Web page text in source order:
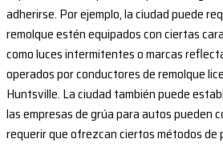
adherirse. Por ejemplo, la ciudad puede
remolque estén equipados con ciertas
como luces intermitentes o marcas
operados por conductores de remolque
Huntsville. La ciudad también puede
las empresas de grúa para autos pueden
requerir que ofrezcan ciertos métodos de